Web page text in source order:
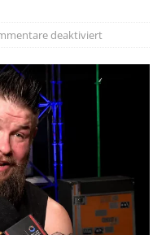
deaktiviert